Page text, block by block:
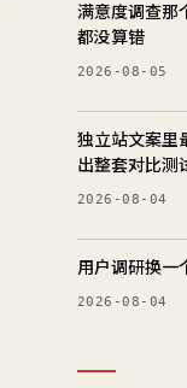
满意度调查那
都没算错
2026-08-05
独立站文案里
出整套对比测
2026-08-04
用户调研换一
2026-08-04